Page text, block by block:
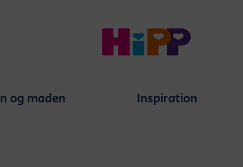
og maden Inspiration